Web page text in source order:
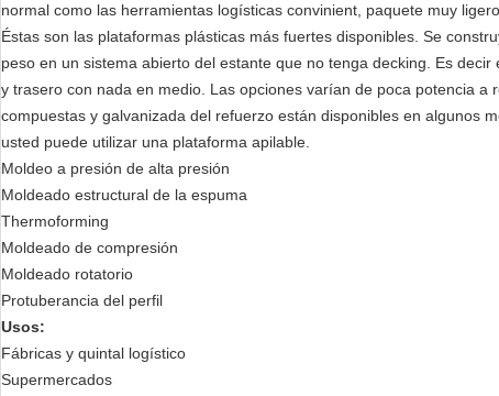
normal como las herramientas logísticas convinient, paquete muy
Éstas son las plataformas plásticas más fuertes disponibles. Se
peso en un sistema abierto del estante que no tenga decking. Es
y trasero con nada en medio. Las opciones varían de poca potencia a
compuestas y galvanizada del refuerzo están disponibles en algunos
usted puede utilizar una plataforma apilable.
Moldeo a presión de alta presión
Moldeado estructural de la espuma
Thermoforming
Moldeado de compresión
Moldeado rotatorio
Protuberancia del perfil
Usos:
Fábricas y quintal logístico
Supermercados